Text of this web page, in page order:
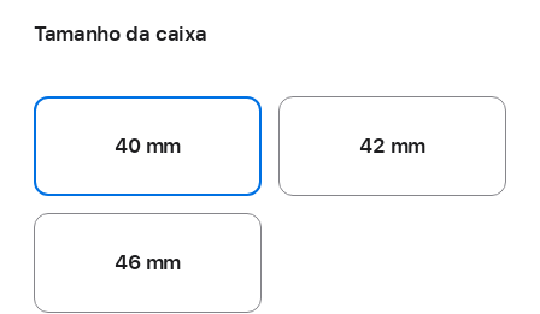
Tamanho da caixa
40 mm 42 mm
46 mm